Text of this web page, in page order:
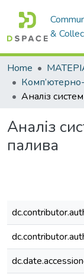
&
Home
Аналіз
палива